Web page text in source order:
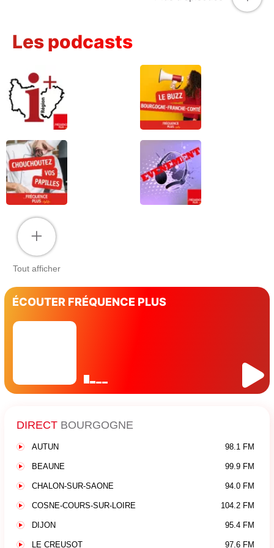
mythique Fiat 509 de Gaston ainsi qu'une
jusqu'au 22 février. Vous pourrez
également rencontrer le constructeur de la
échanger avec lui et participer à un atelier
cuisine autour de la morue aux fraises de
Gaston Lagaffe. Plus d’infos :
https://www.citedelagastronomie-dijon.fr
Les podcasts
+
Tout afficher
ÉCOUTER FRÉQUENCE PLUS
DIRECT BOURGOGNE
AUTUN 98.1 FM
BEAUNE 99.9 FM
CHALON-SUR-SAONE 94.0 FM
COSNE-COURS-SUR-LOIRE 104.2 FM
DIJON 95.4 FM
LE CREUSOT 97.6 FM